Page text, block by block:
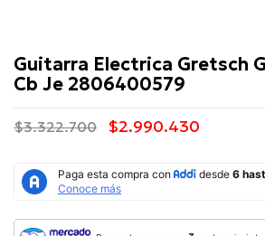
Guitarra Electrica Gretsch
Cb Je 2806400579
$3.322.700 $2.990.430